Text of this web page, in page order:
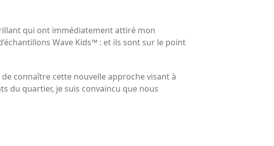
6 éco-actions faciles à prendre
avec vos enfants
guide pour les citoyens et les
qui ont immédiatement attiré mon
Wave Kids™ : et ils sont sur le point
connaître cette nouvelle approche visant à
du quartier, je suis convaincu que nous